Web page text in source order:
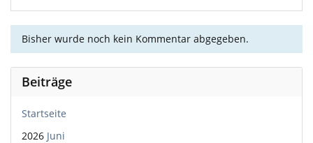
Bisher wurde noch kein Kommentar abgegeben.
Beiträge
Startseite
2026 Juni